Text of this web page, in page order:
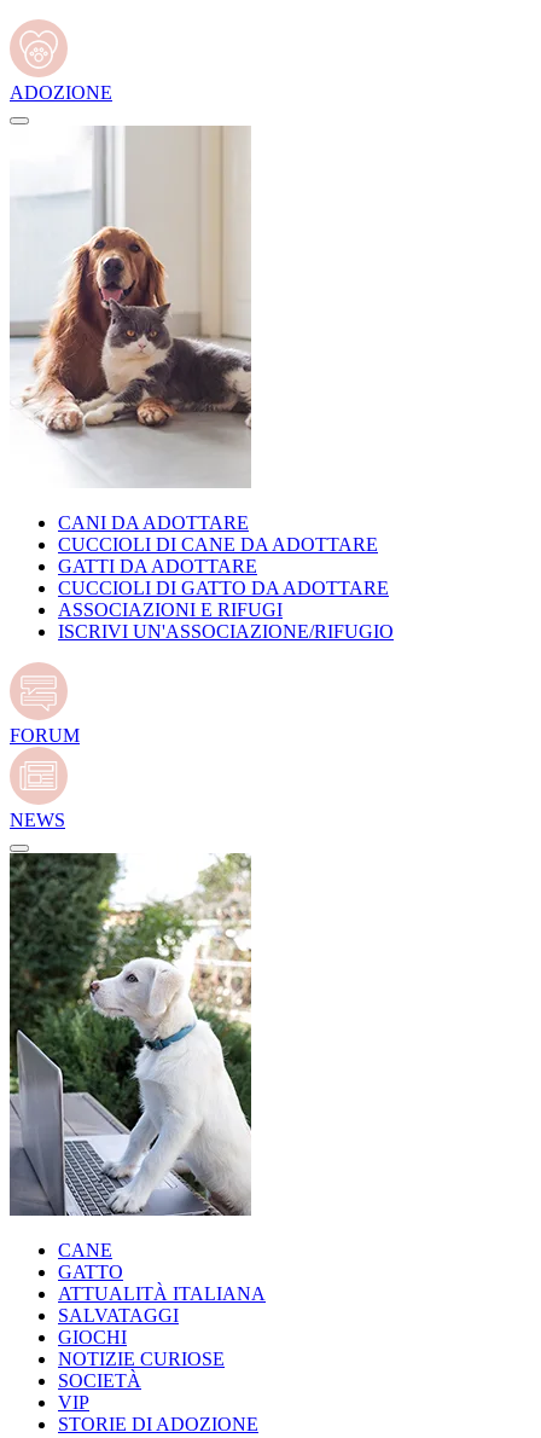
ADOZIONE
CANI DA ADOTTARE
CUCCIOLI DI CANE DA ADOTTARE
GATTI DA ADOTTARE
CUCCIOLI DI GATTO DA ADOTTARE
ASSOCIAZIONI E RIFUGI
ISCRIVI UN'ASSOCIAZIONE/RIFUGIO
FORUM
NEWS
CANE
GATTO
ATTUALITÀ ITALIANA
SALVATAGGI
GIOCHI
NOTIZIE CURIOSE
SOCIETÀ
VIP
STORIE DI ADOZIONE